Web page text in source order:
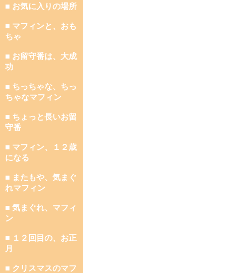
■ お気に入りの場所
■ マフィンと、おも
ちゃ
■ お留守番は、大成
功
■ ちっちゃな、ちっ
ちゃなマフィン
■ ちょっと長いお留
守番
■ マフィン、１２歳
になる
■ またもや、気まぐ
れマフィン
■ 気まぐれ、マフィ
ン
■ １２回目の、お正
月
■ クリスマスのマフ